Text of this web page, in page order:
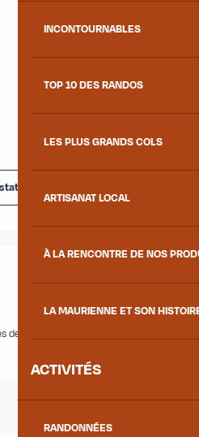
INCONTOURNABLES
TOP 10 DES RANDOS
LES PLUS GRANDS COLS
ARTISANAT LOCAL
À LA RENCONTRE DE NOS
LA MAURIENNE ET SON
ACTIVITÉS
RANDONNÉES
de France